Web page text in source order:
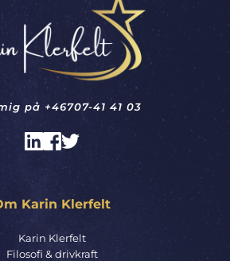
på +46707-41 41 03
Karin Klerfelt
Karin Klerfelt
Filosofi & drivkraft